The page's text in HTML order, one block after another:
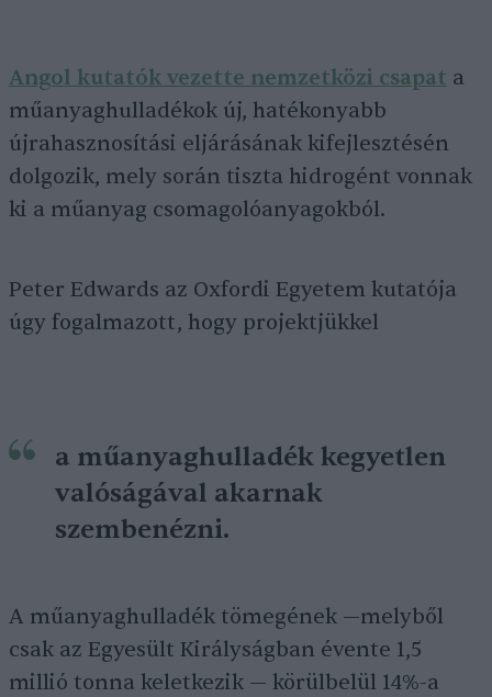
Angol kutatók vezette nemzetközi csapat a
műanyaghulladékok új, hatékonyabb
újrahasznosítási eljárásának kifejlesztésén
dolgozik, mely során tiszta hidrogént vonnak
ki a műanyag csomagolóanyagokból.
Peter Edwards az Oxfordi Egyetem kutatója
úgy fogalmazott, hogy projektjükkel
a műanyaghulladék kegyetlen
valóságával akarnak
szembenézni.
A műanyaghulladék tömegének —melyből
csak az Egyesült Királyságban évente 1,5
millió tonna keletkezik — körülbelül 14%-a